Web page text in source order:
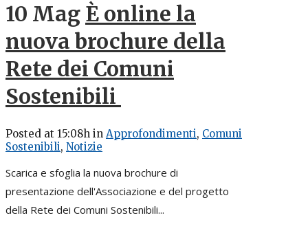
10 Mag È online la
nuova brochure della
Rete dei Comuni
Sostenibili
Posted at 15:08h in Approfondimenti, Comuni
Sostenibili, Notizie
Scarica e sfoglia la nuova brochure di
presentazione dell'Associazione e del progetto
della Rete dei Comuni Sostenibili...